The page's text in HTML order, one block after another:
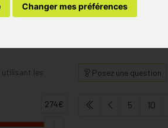
Changer mes préférences
Posez une question
5 10
utilisant les
274€